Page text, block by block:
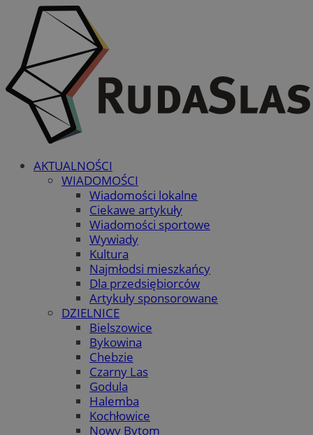
AKTUALNOŚCI
WIADOMOŚCI
Wiadomości lokalne
Ciekawe artykuły
Wiadomości sportowe
Wywiady
Kultura
Najmłodsi mieszkańcy
Dla przedsiębiorców
Artykuły sponsorowane
DZIELNICE
Bielszowice
Bykowina
Chebzie
Czarny Las
Godula
Halemba
Kochłowice
Nowy Bytom